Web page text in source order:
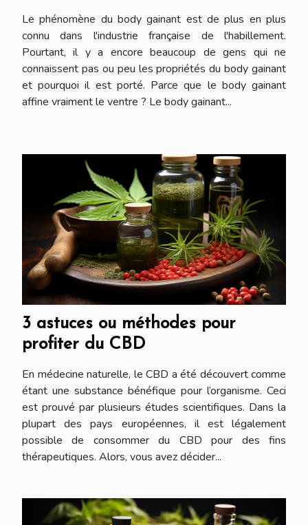
sous-vêtement ?
Le phénomène du body gainant est de plus en plus
connu dans l'industrie française de l'habillement.
Pourtant, il y a encore beaucoup de gens qui ne
connaissent pas ou peu les propriétés du body gainant
et pourquoi il est porté. Parce que le body gainant
affine vraiment le ventre ? Le body gainant...
3 astuces ou méthodes pour
profiter du CBD
En médecine naturelle, le CBD a été découvert comme
étant une substance bénéfique pour l’organisme. Ceci
est prouvé par plusieurs études scientifiques. Dans la
plupart des pays européennes, il est légalement
possible de consommer du CBD pour des fins
thérapeutiques. Alors, vous avez décider...